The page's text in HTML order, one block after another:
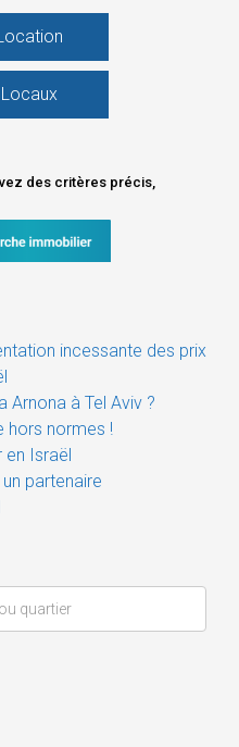
Locaux
des critères précis,
incessante des prix
Arnona à Tel Aviv ?
hors normes !
Israël
partenaire